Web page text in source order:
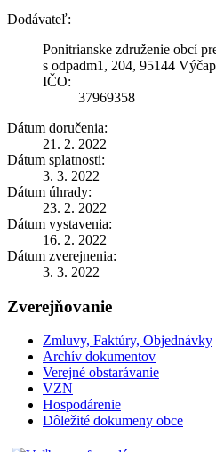
Dodávateľ:
Ponitrianske združenie obcí
s odpadm1, 204, 95144
IČO:
37969358
Dátum doručenia:
21. 2. 2022
Dátum splatnosti:
3. 3. 2022
Dátum úhrady:
23. 2. 2022
Dátum vystavenia:
16. 2. 2022
Dátum zverejnenia:
3. 3. 2022
Zverejňovanie
Zmluvy, Faktúry, Objednávky
Archív dokumentov
Verejné obstarávanie
VZN
Hospodárenie
Dôležité dokumeny obce